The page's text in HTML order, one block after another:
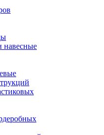
навесные